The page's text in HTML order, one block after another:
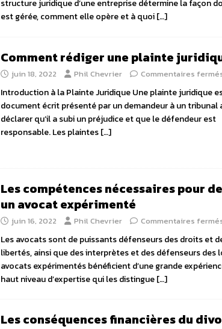
structure juridique d’une entreprise détermine la façon
est gérée, comment elle opère et à quoi[…]
Comment rédiger une plainte
juin 18, 2022 Phil Chevrier Commentaires
Introduction à la Plainte Juridique Une plainte juridique
document écrit présenté par un demandeur à un tribunal
déclarer qu’il a subi un préjudice et que le défendeur est
responsable. Les plaintes[…]
Les compétences nécessaires pour
un avocat expérimenté
juin 16, 2022 Phil Chevrier Commentaires
Les avocats sont de puissants défenseurs des droits et
libertés, ainsi que des interprètes et des défenseurs des
avocats expérimentés bénéficient d’une grande
haut niveau d’expertise qui les distingue[…]
Les conséquences financières du